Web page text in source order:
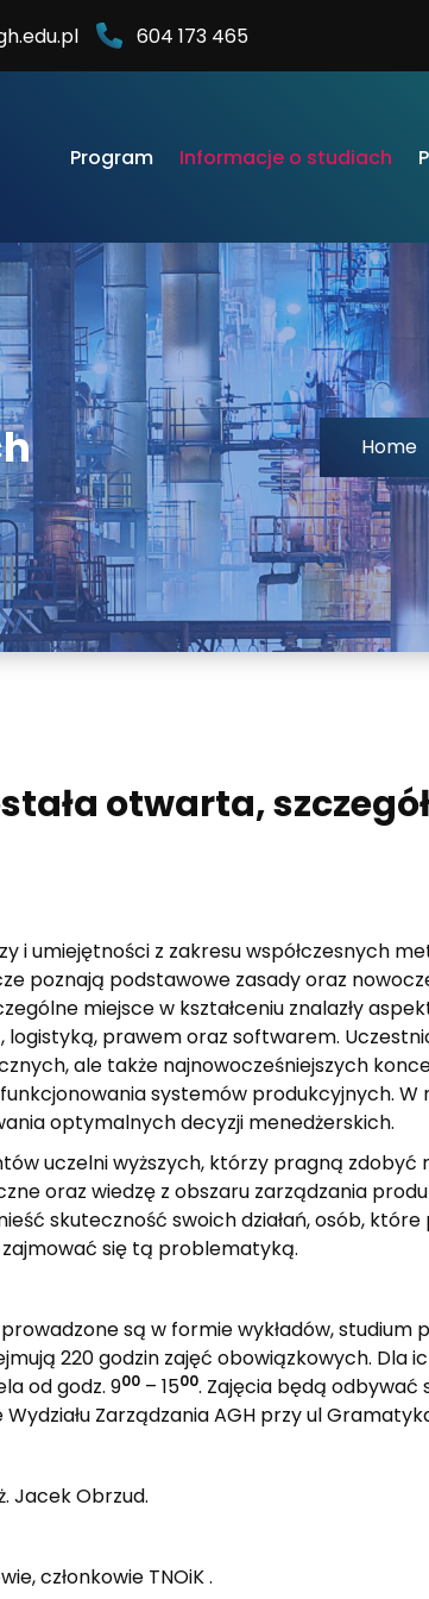
604 173 465
Program Informacje o studiach
Home
otwarta,
i umiejętności z zakresu współczesnych
poznają podstawowe zasady oraz
miejsce w kształceniu znalazły
prawem oraz softwarem.
ale także najnowocześniejszych
systemów produkcyjnych. W
optymalnych decyzji menedżerskich.
uczelni wyższych, którzy pragną zdobyć
oraz wiedzę z obszaru zarządzania
skuteczność swoich działań, osób,
zajmować się tą problematyką.
są w formie wykładów, studium
220 godzin zajęć obowiązkowych. Dla
od godz. 900 – 1500. Zajęcia będą odbywać
Zarządzania AGH przy ul
Jacek Obrzud.
członkowie TNOiK .